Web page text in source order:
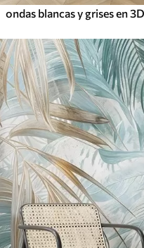
ondas blancas y grises en 3D